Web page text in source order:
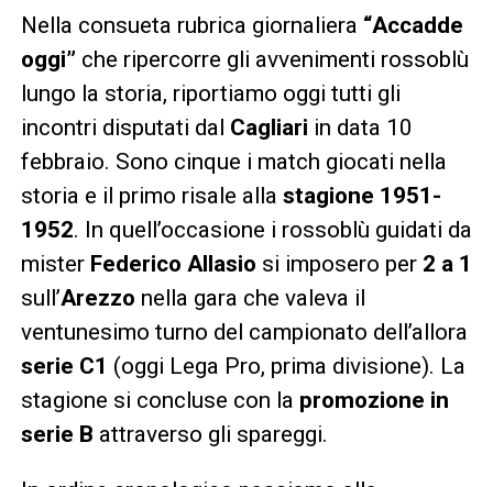
Nella consueta rubrica giornaliera “Accadde
oggi” che ripercorre gli avvenimenti rossoblù
lungo la storia, riportiamo oggi tutti gli
incontri disputati dal Cagliari in data 10
febbraio. Sono cinque i match giocati nella
storia e il primo risale alla stagione 1951-
1952. In quell’occasione i rossoblù guidati da
misterFederico Allasio si imposero per 2 a 1
sull’Arezzo nella gara che valeva il
ventunesimo turno del campionato dell’allora
serie C1 (oggi Lega Pro, prima divisione). La
stagione si concluse con la promozione in
serie B attraverso gli spareggi.